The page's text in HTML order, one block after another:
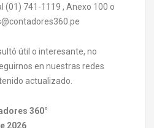
(01) 741-1119 , Anexo 100 o
útil o interesante, no
en nuestras redes
actualizado.
360°
2026